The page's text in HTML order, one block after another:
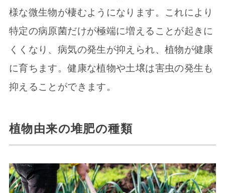
様な微生物が棲むようになります。これにより
特定の病原菌だけが極端に増えることが起きに
くくなり、病気の発生が抑えられ、植物が健康
に育ちます。健康な植物や土壌は害虫の発生も
抑えることができます。
植物由来の堆肥の種類